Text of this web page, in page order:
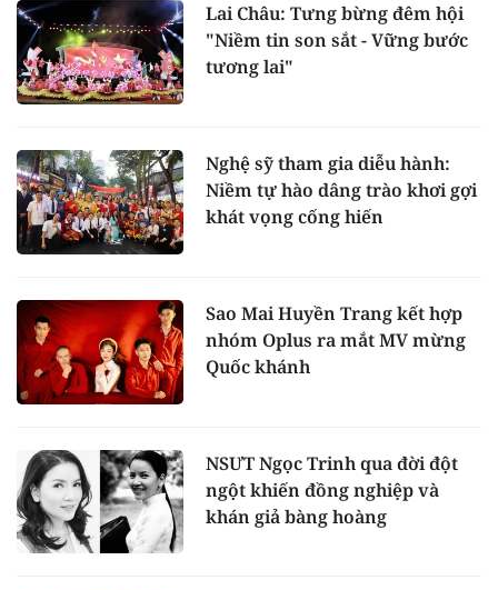
Lai Châu: Tưng bừng đêm hội
"Niềm tin son sắt - Vững bước
tương lai"
Nghệ sỹ tham gia diễu hành:
Niềm tự hào dâng trào khơi gợi
khát vọng cống hiến
Sao Mai Huyền Trang kết hợp
nhóm Oplus ra mắt MV mừng
Quốc khánh
NSƯT Ngọc Trinh qua đời đột
ngột khiến đồng nghiệp và
khán giả bàng hoàng